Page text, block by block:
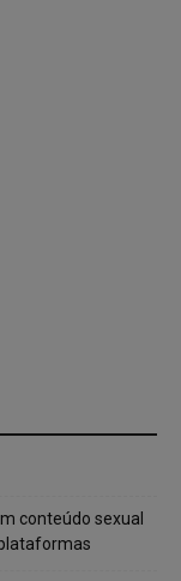
conteúdo sexual